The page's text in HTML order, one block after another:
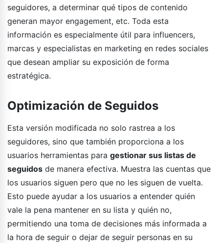
seguidores, a determinar qué tipos de contenido
generan mayor engagement, etc. Toda esta
información es especialmente útil para influencers,
marcas y especialistas en marketing en redes sociales
que desean ampliar su exposición de forma
estratégica.
Optimización de Seguidos
Esta versión modificada no solo rastrea a los
seguidores, sino que también proporciona a los
usuarios herramientas para gestionar sus listas de
seguidos de manera efectiva. Muestra las cuentas que
los usuarios siguen pero que no les siguen de vuelta.
Esto puede ayudar a los usuarios a entender quién
vale la pena mantener en su lista y quién no,
permitiendo una toma de decisiones más informada a
la hora de seguir o dejar de seguir personas en su